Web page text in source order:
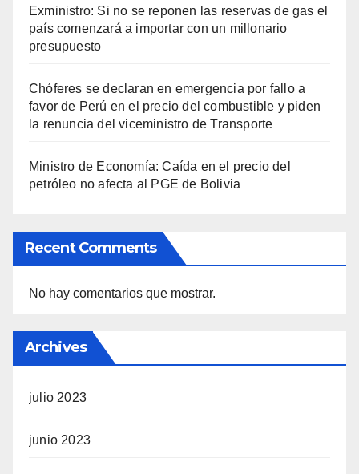
Exministro: Si no se reponen las reservas de gas el
país comenzará a importar con un millonario
presupuesto
Chóferes se declaran en emergencia por fallo a
favor de Perú en el precio del combustible y piden
la renuncia del viceministro de Transporte
Ministro de Economía: Caída en el precio del
petróleo no afecta al PGE de Bolivia
Recent Comments
No hay comentarios que mostrar.
Archives
julio 2023
junio 2023